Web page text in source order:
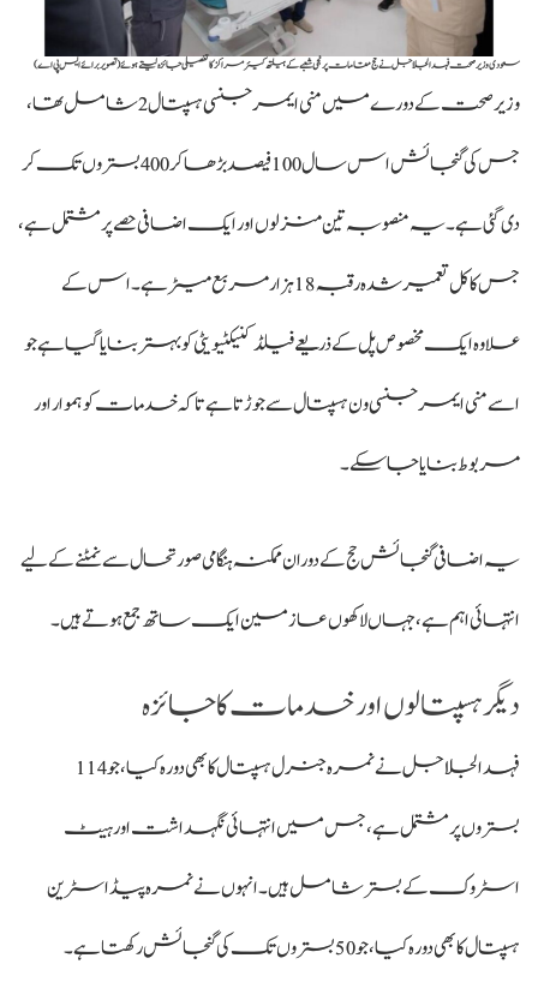
سعودی وزیر صحت فہد الجلاجل نے حج مقامات پر نجی شعبے کے ہیلتھ کیئر مراکز کا تفصیلی جائزہ لیتے ہوئے(تصویر برائے ایس پی اے)
وزیر صحت کے دورے میں منی ایمرجنسی ہسپتال 2 شامل تھا،
جس کی گنجائش اس سال 100 فیصد بڑھا کر 400 بستروں تک کر
دی گئی ہے۔ یہ منصوبہ تین منزلوں اور ایک اضافی حصے پر مشتمل ہے،
جس کا کل تعمیر شدہ رقبہ 18 ہزار مربع میٹر ہے۔ اس کے
علاوہ ایک مخصوص پل کے ذریعے فیلڈ کنیکٹیویٹی کو بہتر بنایا گیا ہے جو
اسے منی ایمرجنسی ون ہسپتال سے جوڑتا ہے تاکہ خدمات کو ہموار اور
مربوط بنایا جا سکے۔
یہ اضافی گنجائش حج کے دوران ممکنہ ہنگامی صورتحال سے نمٹنے کے لیے
انتہائی اہم ہے، جہاں لاکھوں عازمین ایک ساتھ جمع ہوتے ہیں۔
دیگر ہسپتالوں اور خدمات کا جائزہ
فہد الجلاجل نے نمرہ جنرل ہسپتال کا بھی دورہ کیا، جو 114
بستروں پر مشتمل ہے، جس میں انتہائی نگہداشت اور ہیٹ
اسٹروک کے بستر شامل ہیں۔ انہوں نے نمرہ پیڈ اسٹرین
ہسپتال کا بھی دورہ کیا، جو 50 بستروں تک کی گنجائش رکھتا ہے۔